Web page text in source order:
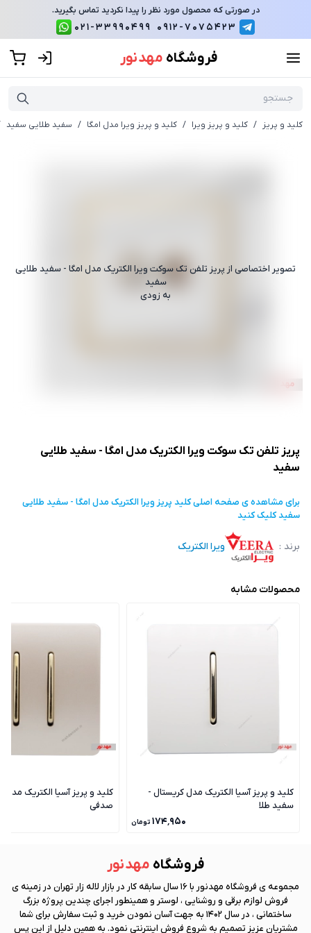
در صورتی که محصول مورد نظر را پیدا نکردید تماس بگیرید.
0912-7075423
021-33990499
فروشگاه مهد نور
کلید و پریز / کلید و پریز ویرا / کلید و پریز ویرا مدل امگا / سفید طلایی سفید
تصویر اختصاصی از پریز تلفن تک سوکت ویرا الکتریک مدل امگا - سفید طلایی
سفید
به زودی
پریز تلفن تک سوکت ویرا الکتریک مدل امگا - سفید طلایی
سفید
برای مشاهده ی صفحه اصلیکلید پریز ویرا الکتریک مدل امگا - سفید طلایی
سفیدکلیک کنید
برند : ویرا الکتریک
محصولات مشابه
کلید و پریز آسیا الکتریک مدل کریستال -
سفید طلا
۱۷۴٬۹۵۰ تومان
کلید و پریز آسیا الکتریک مدل
صدفی
فروشگاه مهد نور
مجموعه ی فروشگاه مهد نور
با 16 سال سابقه کار در بازار لاله زار تهران در زمینه ی
فروش لوازم برقی و روشنایی ، لوستر و همینطور اجرای چندین پروژه بزرگ
ساختمانی ، در سال 1402 به جهت آسان نمودن خرید و ثبت سفارش برای شما
مشتریان عزیز تصمیم به شروع فروش اینترنتی نمود. به همین دلیل از این پس